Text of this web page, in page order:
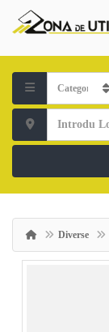
Diverse